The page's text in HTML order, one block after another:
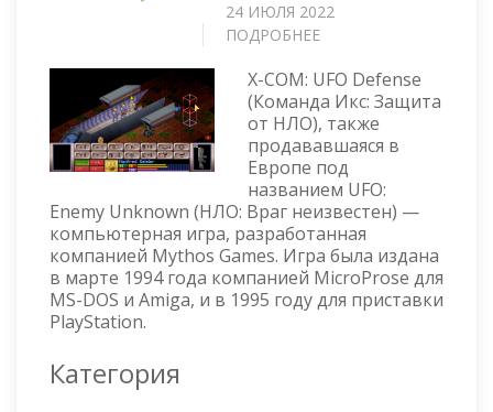
24 ИЮЛЯ 2022
ПОДРОБНЕЕ
COM:
UFO
DEFENSE
X-COM: UFO Defense
(Команда Икс: Защита
от НЛО), также
продававшаяся в
Европе под
названием UFO:
Enemy Unknown (НЛО: Враг неизвестен) —
компьютерная игра, разработанная
компанией Mythos Games. Игра была издана
в марте 1994 года компанией MicroProse для
MS-DOS и Amiga, и в 1995 году для приставки
PlayStation.
Категория